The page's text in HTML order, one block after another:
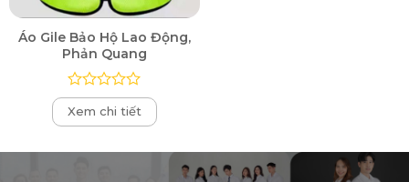
Áo Gile Bảo Hộ Lao Động,
Phản Quang
Được
xếp
hạng
Xem chi tiết